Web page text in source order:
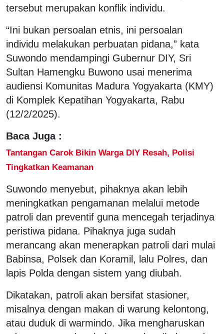
tersebut merupakan konflik individu.
“Ini bukan persoalan etnis, ini persoalan
individu melakukan perbuatan pidana,” kata
Suwondo mendampingi Gubernur DIY, Sri
Sultan Hamengku Buwono usai menerima
audiensi Komunitas Madura Yogyakarta (KMY)
di Komplek Kepatihan Yogyakarta, Rabu
(12/2/2025).
Baca Juga :
Tantangan Carok Bikin Warga DIY Resah, Polisi
Tingkatkan Keamanan
Suwondo menyebut, pihaknya akan lebih
meningkatkan pengamanan melalui metode
patroli dan preventif guna mencegah terjadinya
peristiwa pidana. Pihaknya juga sudah
merancang akan menerapkan patroli dari mulai
Babinsa, Polsek dan Koramil, lalu Polres, dan
lapis Polda dengan sistem yang diubah.
Dikatakan, patroli akan bersifat stasioner,
misalnya dengan makan di warung kelontong,
atau duduk di warmindo. Jika mengharuskan